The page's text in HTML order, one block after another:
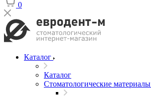
0
Каталог
Каталог
Стоматологические материалы